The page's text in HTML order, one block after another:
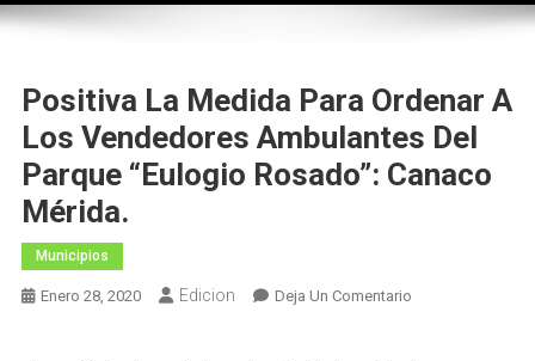
Positiva La Medida Para Ordenar A
Los Vendedores Ambulantes Del
Parque “Eulogio Rosado”: Canaco
Mérida.
Municipios
Enero 28, 2020 Edicion Deja Un ComentarioEn